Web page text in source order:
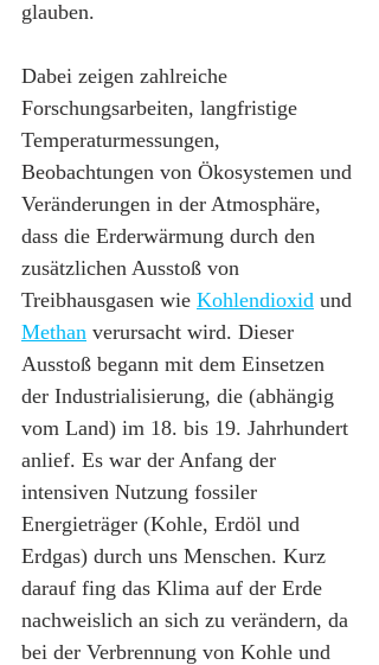
glauben.
Dabei zeigen zahlreiche
Forschungsarbeiten, langfristige
Temperaturmessungen,
Beobachtungen von Ökosystemen und
Veränderungen in der Atmosphäre,
dass die Erderwärmung durch den
zusätzlichen Ausstoß von
Treibhausgasen wie Kohlendioxid und
Methan verursacht wird. Dieser
Ausstoß begann mit dem Einsetzen
der Industrialisierung, die (abhängig
vom Land) im 18. bis 19. Jahrhundert
anlief. Es war der Anfang der
intensiven Nutzung fossiler
Energieträger (Kohle, Erdöl und
Erdgas) durch uns Menschen. Kurz
darauf fing das Klima auf der Erde
nachweislich an sich zu verändern, da
bei der Verbrennung von Kohle und